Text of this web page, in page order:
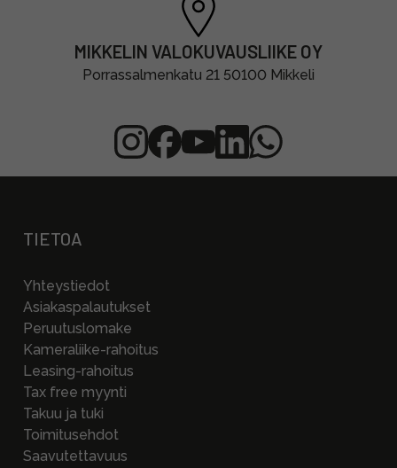
MIKKELIN VALOKUVAUSLIIKE OY
Porrassalmenkatu 21 50100 Mikkeli
TIETOA
Yhteystiedot
Asiakaspalautukset
Peruutuslomake
Kameraliike-rahoitus
Leasing-rahoitus
Tax free myynti
Takuu ja tuki
Toimitusehdot
Saavutettavuus